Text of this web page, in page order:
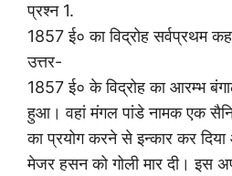
प्रश्न 1.
1857 ई० का विद्रोह सर्वप्रथम
उत्तर-
1857 ई० के विद्रोह का आरम्भ
हुआ। वहां मंगल पांडे नामक एक
का प्रयोग करने से इन्कार कर
मेजर हसन को गोली मार दी। इस